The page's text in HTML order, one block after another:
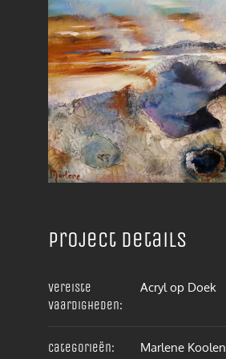
Project details
Vereiste
vaardigheden:
Acryl op Doek
Categorieën: Marlene Koolen